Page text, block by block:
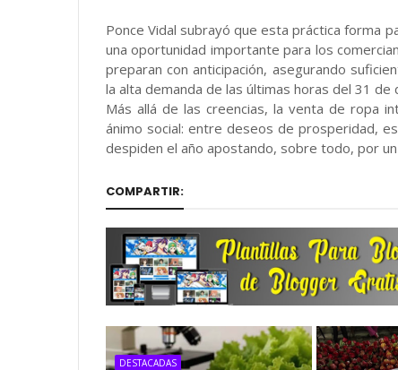
Ponce Vidal subrayó que esta práctica forma
una oportunidad importante para los
preparan con anticipación, asegurando
la alta demanda de las últimas horas del 31 de
Más allá de las creencias, la venta de ropa
ánimo social: entre deseos de prosperidad,
despiden el año apostando, sobre todo, por un
COMPARTIR:
DESTACADAS